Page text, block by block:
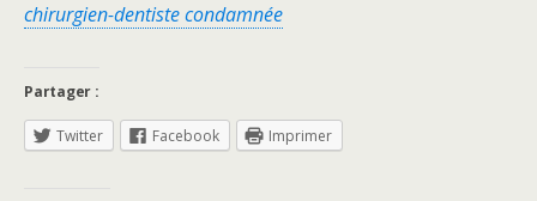
chirurgien-dentiste condamnée
Partager :
Twitter Facebook Imprimer